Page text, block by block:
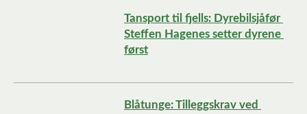
Tansport til fjells: Dyrebilsjåfør
Steffen Hagenes setter dyrene
først
Blåtunge: Tilleggskrav ved